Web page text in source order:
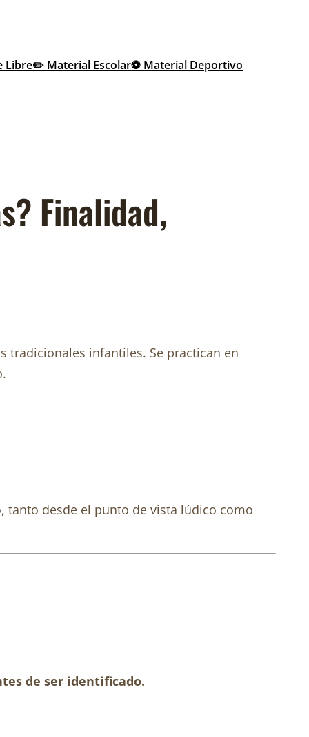
Libre✏️ Material Escolar⚽ Material Deportivo
Finalidad,
infantiles. Se practican en
tanto desde el punto de vista lúdico como
de ser identificado.